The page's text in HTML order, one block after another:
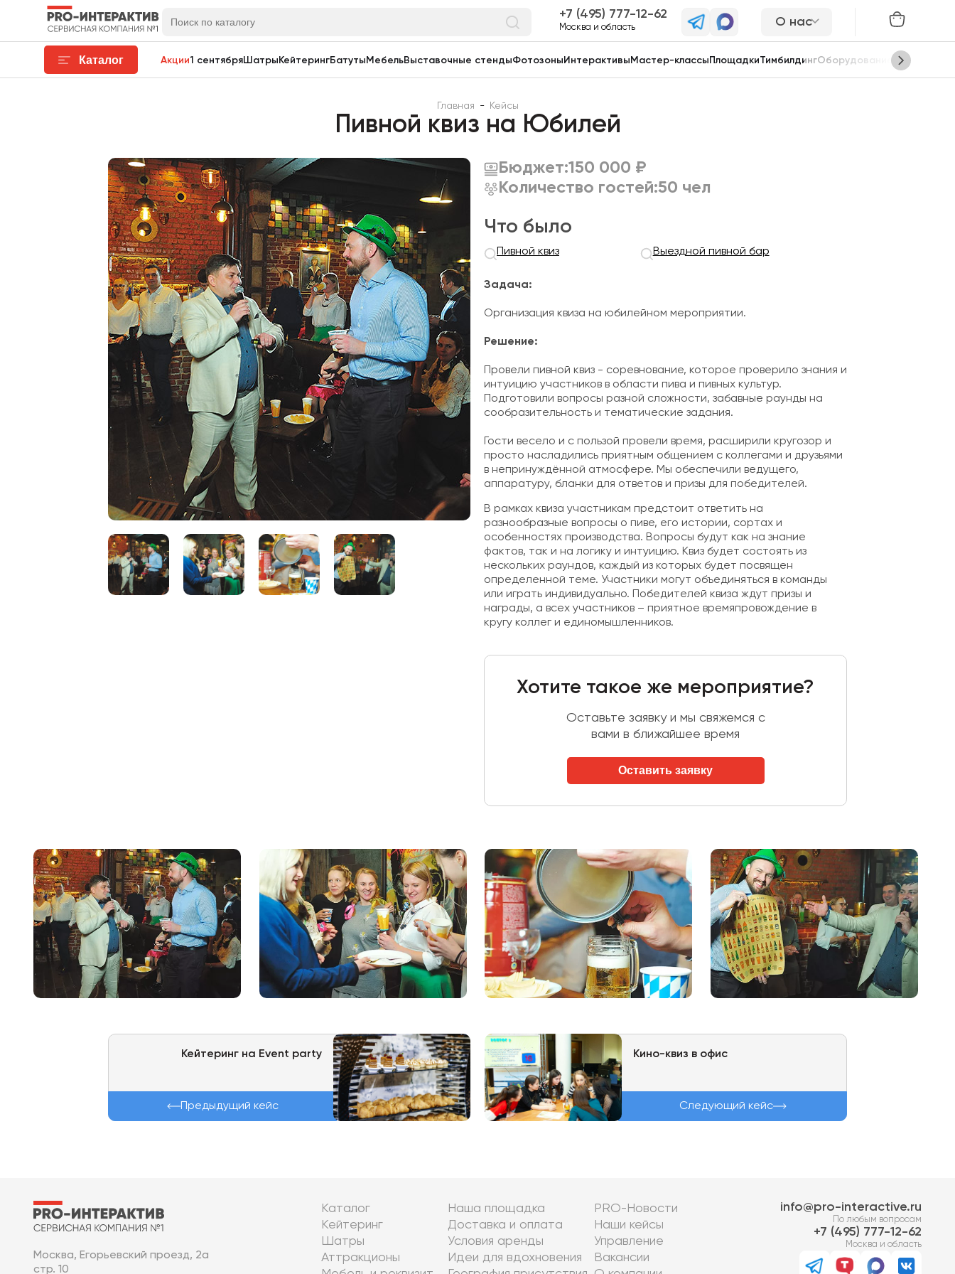
7 (495) 777-12-62
Москва и область О нас
Каталог Акции1 сентябряШатры КейтерингБатуты МебельВыставочные стендыФотозоны Интерактивы Мастер-классы ПлощадкиТимбилдингОборудование Сцены
Главная - Кейсы
Пивной квиз на Юбилей
Бюджет:150 000 ₽
Количество гостей:50 чел
Что было
Пивной квиз Выездной пивной бар
Задача:
Организация квиза на юбилейном мероприятии.
Решение:
Провели пивной квиз - соревнование, которое проверило знания и
интуицию участников в области пива и пивных культур.
Подготовили вопросы разной сложности, забавные раунды на
сообразительность и тематические задания.
Гости весело и с пользой провели время, расширили кругозор и
просто насладились приятным общением с коллегами и друзьями
в непринуждённой атмосфере. Мы обеспечили ведущего,
аппаратуру, бланки для ответов и призы для победителей.
В рамках квиза участникам предстоит ответить на
разнообразные вопросы о пиве, его истории, сортах и
особенностях производства. Вопросы будут как на знание
фактов, так и на логику и интуицию. Квиз будет состоять из
нескольких раундов, каждый из которых будет посвящен
определенной теме. Участники могут объединяться в команды
или играть индивидуально. Победителей квиза ждут призы и
награды, а всех участников – приятное времяпровождение в
кругу коллег и единомышленников.
Хотите такое же мероприятие?
Оставьте заявку и мы свяжемся с
вами в ближайшее время
Оставить заявку
Кейтеринг на Event party
Предыдущий кейс
Кино-квиз в офис
Следующий кейс
Москва, Егорьевский проезд, 2а
стр. 10
Каталог
Кейтеринг
Шатры
Аттракционы
Наша площадка
Доставка и оплата
Условия аренды
Идеи для вдохновения
PRO-Новости
Наши кейсы
Управление
Вакансии
info@pro-interactive.ru
По любым вопросам
7 (495) 777-12-62
Москва и область